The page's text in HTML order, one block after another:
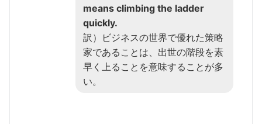
means climbing the ladder
quickly.
訳）ビジネスの世界で優れた策略
家であることは、出世の階段を素
早く上ることを意味することが多
い。